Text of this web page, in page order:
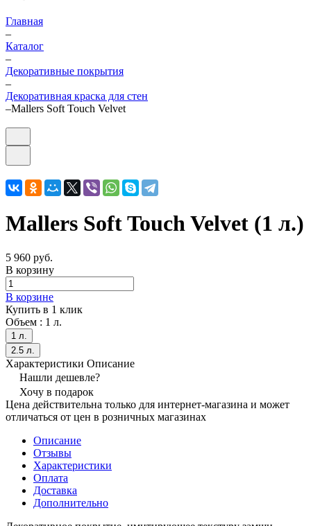
Главная
–
Каталог
–
Декоративные покрытия
–
Декоративная краска для стен
–Mallers Soft Touch Velvet
Mallers Soft Touch Velvet (1 л.)
5 960 руб.
В корзину
В корзине
Купить в 1 клик
Объем : 1 л.
1 л.
2.5 л.
Характеристики Описание
Нашли дешевле?
Хочу в подарок
Цена действительна только для интернет-магазина и может
отличаться от цен в розничных магазинах
Описание
Отзывы
Характеристики
Оплата
Доставка
Дополнительно